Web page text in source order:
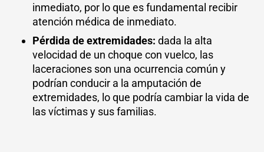
inmediato, por lo que es fundamental recibir
atención médica de inmediato.
Pérdida de extremidades: dada la alta
velocidad de un choque con vuelco, las
laceraciones son una ocurrencia común y
podrían conducir a la amputación de
extremidades, lo que podría cambiar la vida de
las víctimas y sus familias.